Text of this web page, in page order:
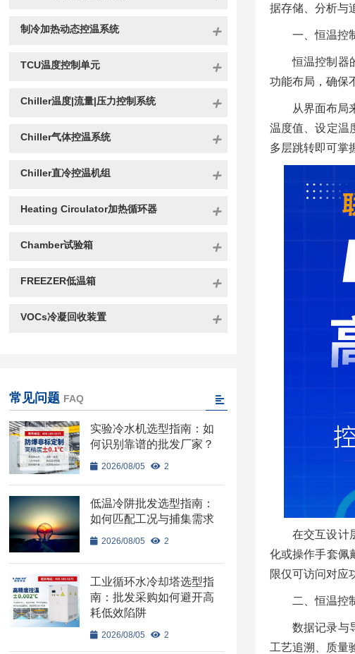
据存储、分析与
一、恒温控
恒温控制器
功能布局，确保
从界面布局
温度值、设定温
多层跳转即可掌
在交互设计
化或操作手套佩
限仅可访问对应
二、恒温控
数据记录与
工艺追溯、质量
制冷加热动态控温系统
TCU温度控制单元
Chiller温度|流量|压力控制系统
Chiller气体控温系统
Chiller直冷控温机组
Heating Circulator加热循环器
Chamber试验箱
FREEZER低温箱
VOCs冷凝回收装置
常见问题 FAQ
实验冷水机选型指南：如
何识别靠谱的批发厂家？
2026/08/05 2
低温冷阱批发选型指南：
如何匹配工况与捕集需求
2026/08/05 2
工业循环水冷却塔选型指
南：批发采购如何避开高
耗低效陷阱
2026/08/05 2